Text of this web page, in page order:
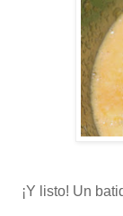
¡Y listo! Un